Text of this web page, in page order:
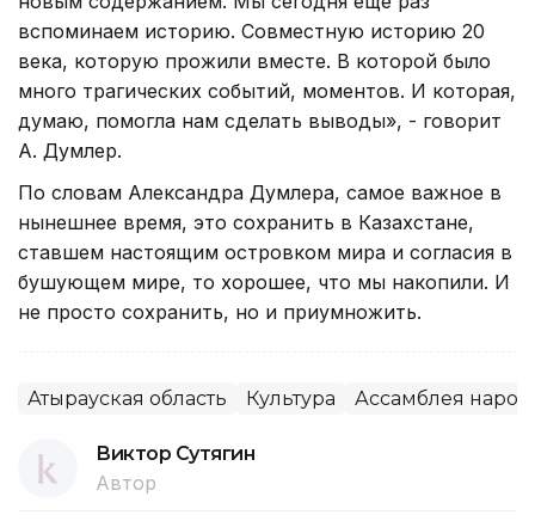
вспоминаем историю. Совместную историю 20
века, которую прожили вместе. В которой было
много трагических событий, моментов. И которая,
думаю, помогла нам сделать выводы», - говорит
А. Думлер.
По словам Александра Думлера, самое важное в
нынешнее время, это сохранить в Казахстане,
ставшем настоящим островком мира и согласия в
бушующем мире, то хорошее, что мы накопили. И
не просто сохранить, но и приумножить.
Атырауская область Культура Ассамблея
Виктор Сутягин
Автор